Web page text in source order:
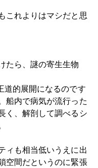
これよりはマシだと思
たら、謎の寄生生物
的展開になるのです
船内で病気が流行った
く、解剖して調べるシ
ィも相当低いうえに出
空間だというのに緊張